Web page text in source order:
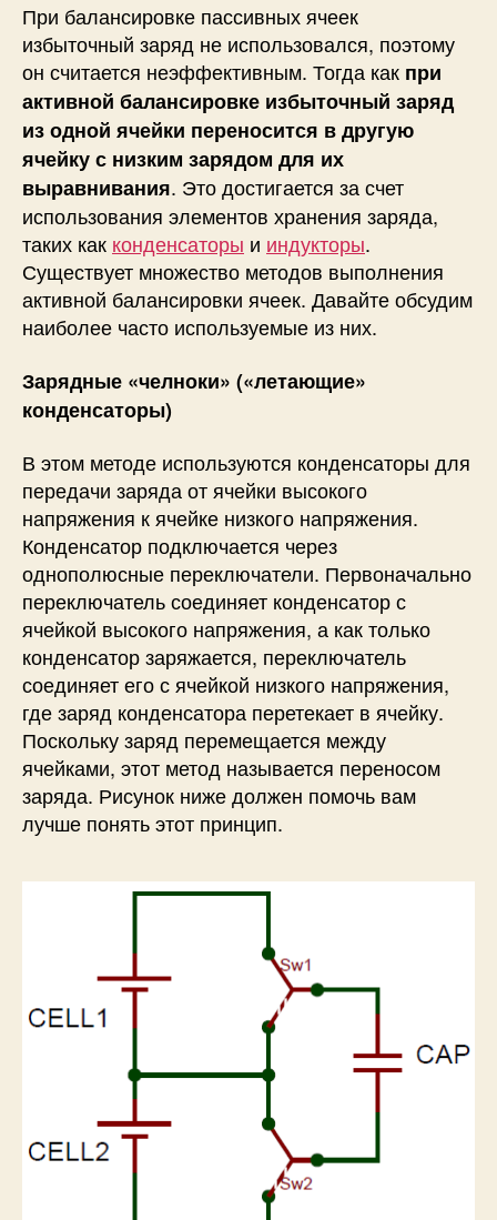
При балансировке пассивных ячеек
избыточный заряд не использовался, поэтому
он считается неэффективным. Тогда как при
активной балансировке избыточный заряд
из одной ячейки переносится в другую
ячейку с низким зарядом для их
выравнивания. Это достигается за счет
использования элементов хранения заряда,
таких как конденсаторы и индукторы.
Существует множество методов выполнения
активной балансировки ячеек. Давайте обсудим
наиболее часто используемые из них.
Зарядные «челноки» («летающие»
конденсаторы)
В этом методе используются конденсаторы для
передачи заряда от ячейки высокого
напряжения к ячейке низкого напряжения.
Конденсатор подключается через
однополюсные переключатели. Первоначально
переключатель соединяет конденсатор с
ячейкой высокого напряжения, а как только
конденсатор заряжается, переключатель
соединяет его с ячейкой низкого напряжения,
где заряд конденсатора перетекает в ячейку.
Поскольку заряд перемещается между
ячейками, этот метод называется переносом
заряда. Рисунок ниже должен помочь вам
лучше понять этот принцип.